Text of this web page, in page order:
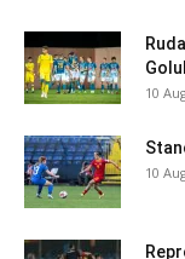
10
10